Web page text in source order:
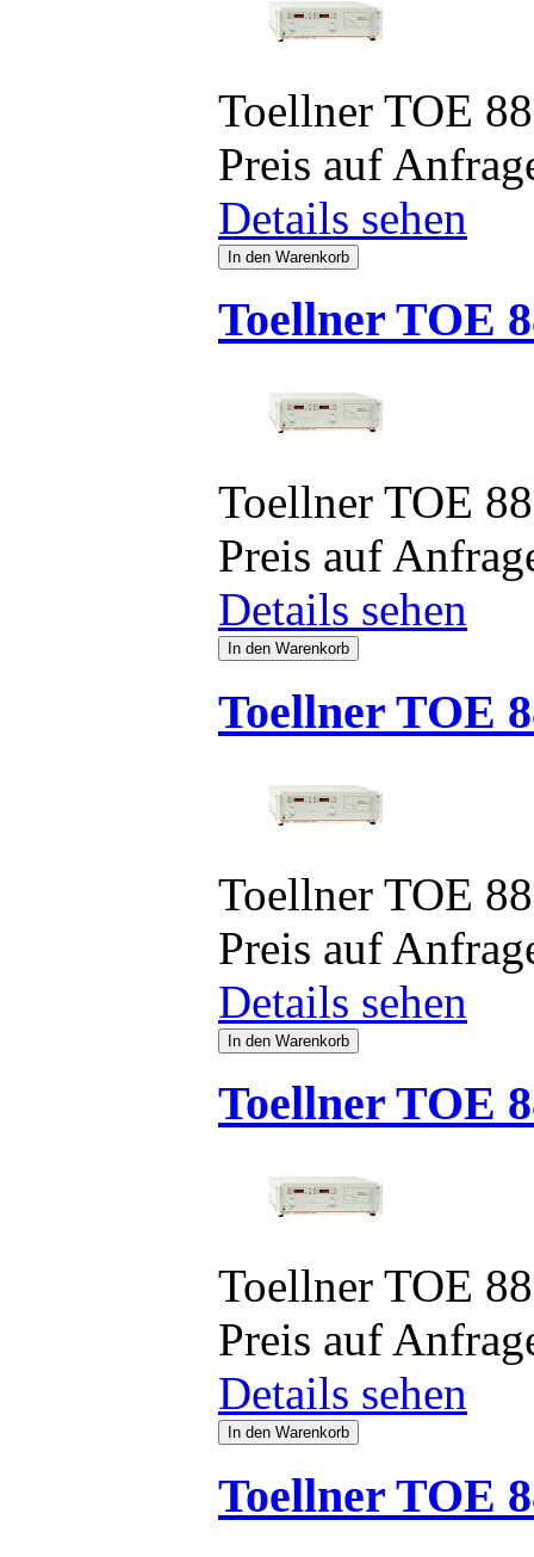
Toellner TOE
Preis auf
Details sehen
Toellner TOE
Toellner TOE
Preis auf
Details sehen
Toellner TOE
Toellner TOE
Preis auf
Details sehen
Toellner TOE
Toellner TOE
Preis auf
Details sehen
Toellner TOE